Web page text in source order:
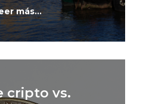
más...
cripto vs.